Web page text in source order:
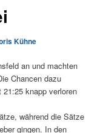
Kühne
an und machten
Chancen dazu
knapp verloren
während die Sätze
gingen. In den